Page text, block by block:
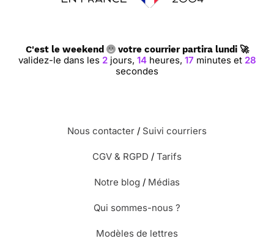
C'est le weekend votre courrier partira lundi 🚀
validez-le dans les 2 jours, 14 heures, 17 minutes et 27
secondes
Nous contacter / Suivi courriers
CGV & RGPD / Tarifs
Notre blog / Médias
Qui sommes-nous ?
Modèles de lettres